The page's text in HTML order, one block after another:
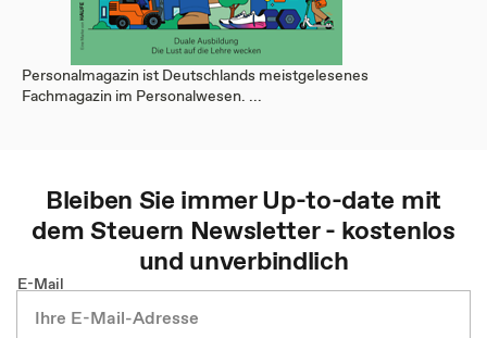
Personalmagazin ist Deutschlands meistgelesenes
Fachmagazin im Personalwesen. ...
Bleiben Sie immer Up-to-date mit
demSteuern Newsletter - kostenlos
und unverbindlich
E-Mail